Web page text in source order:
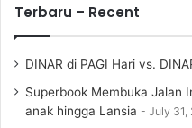
Terbaru – Recent
DINAR di PAGI Hari vs.
Superbook Membuka Jalan
anak hingga Lansia
July 31,